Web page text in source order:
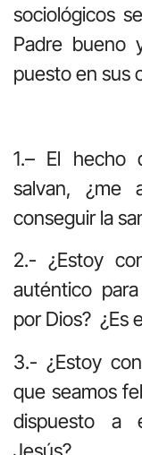
sociológicos
Padre bueno
puesto en sus
1.– El hecho
salvan, ¿me
conseguir la
2.- ¿Estoy
auténtico
por Dios? ¿Es
3.- ¿Estoy
que seamos
dispuesto a
Jesús?